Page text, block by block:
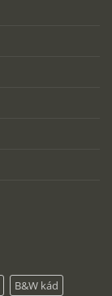
B&W kád